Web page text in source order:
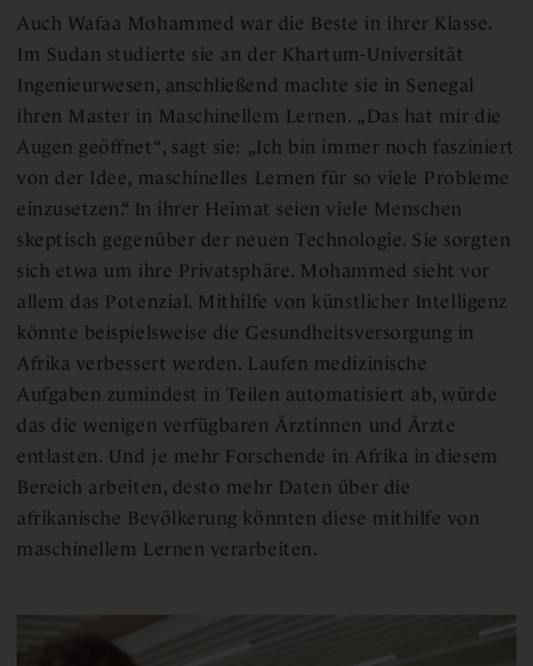
Auch Wafaa Mohammed war die Beste in ihrer Klasse.
Im Sudan studierte sie an der Khartum-Universität
Ingenieurwesen, anschließend machte sie in Senegal
ihren Master in Maschinellem Lernen. „Das hat mir die
Augen geöffnet“, sagt sie: „Ich bin immer noch fasziniert
von der Idee, maschinelles Lernen für so viele Probleme
einzusetzen.“ In ihrer Heimat seien viele Menschen
skeptisch gegenüber der neuen Technologie. Sie sorgten
sich etwa um ihre Privatsphäre. Mohammed sieht vor
allem das Potenzial. Mithilfe von künstlicher Intelligenz
könnte beispielsweise die Gesundheitsversorgung in
Afrika verbessert werden. Laufen medizinische
Aufgaben zumindest in Teilen automatisiert ab, würde
das die wenigen verfügbaren Ärztinnen und Ärzte
entlasten. Und je mehr Forschende in Afrika in diesem
Bereich arbeiten, desto mehr Daten über die
afrikanische Bevölkerung könnten diese mithilfe von
maschinellem Lernen verarbeiten.